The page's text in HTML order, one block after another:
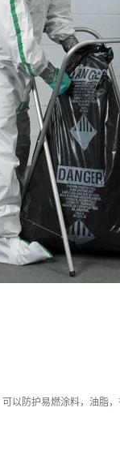
以防护易燃涂料，油脂